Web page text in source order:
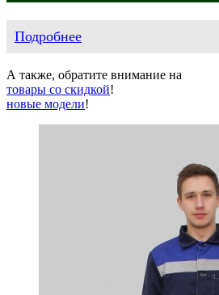
Подробнее
А также, обратите внимание на
товары со скидкой!
новые модели!